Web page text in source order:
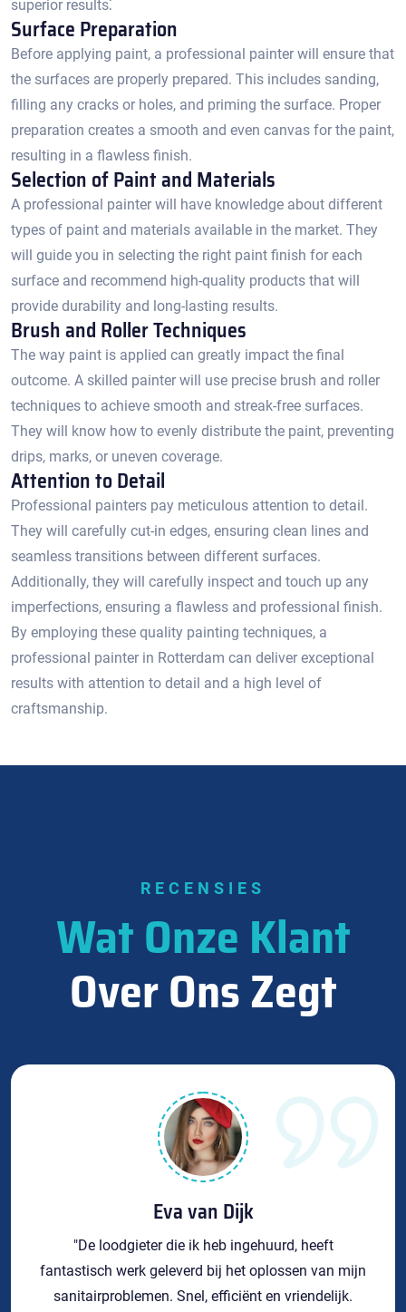
superior results⁚
Surface Preparation
Before applying paint, a professional painter will ensure that
the surfaces are properly prepared.​ This includes sanding,
filling any cracks or holes, and priming the surface.​ Proper
preparation creates a smooth and even canvas for the paint,
resulting in a flawless finish.​
Selection of Paint and Materials
A professional painter will have knowledge about different
types of paint and materials available in the market. They
will guide you in selecting the right paint finish for each
surface and recommend high-quality products that will
provide durability and long-lasting results.​
Brush and Roller Techniques
The way paint is applied can greatly impact the final
outcome.​ A skilled painter will use precise brush and roller
techniques to achieve smooth and streak-free surfaces.​
They will know how to evenly distribute the paint, preventing
drips, marks, or uneven coverage.​
Attention to Detail
Professional painters pay meticulous attention to detail.​
They will carefully cut-in edges, ensuring clean lines and
seamless transitions between different surfaces.​
Additionally, they will carefully inspect and touch up any
imperfections, ensuring a flawless and professional finish.
By employing these quality painting techniques, a
professional painter in Rotterdam can deliver exceptional
results with attention to detail and a high level of
craftsmanship.​
RECENSIES
Wat Onze Klant
Over Ons Zegt
Eva van Dijk
"De loodgieter die ik heb ingehuurd, heeft
fantastisch werk geleverd bij het oplossen van mijn
sanitairproblemen. Snel, efficiënt en vriendelijk.